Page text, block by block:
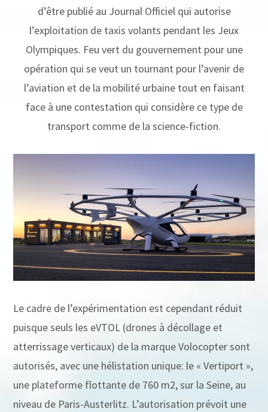
d’être publié au Journal Officiel qui autorise
l’exploitation de taxis volants pendant les Jeux
Olympiques. Feu vert du gouvernement pour une
opération qui se veut un tournant pour l’avenir de
l’aviation et de la mobilité urbaine tout en faisant
face à une contestation qui considère ce type de
transport comme de la science-fiction.
Le cadre de l’expérimentation est cependant réduit
puisque seuls les eVTOL (drones à décollage et
atterrissage verticaux) de la marque Volocopter sont
autorisés, avec une hélistation unique: le « Vertiport »,
une plateforme flottante de 760 m2, sur la Seine, au
niveau de Paris-Austerlitz. L’autorisation prévoit une